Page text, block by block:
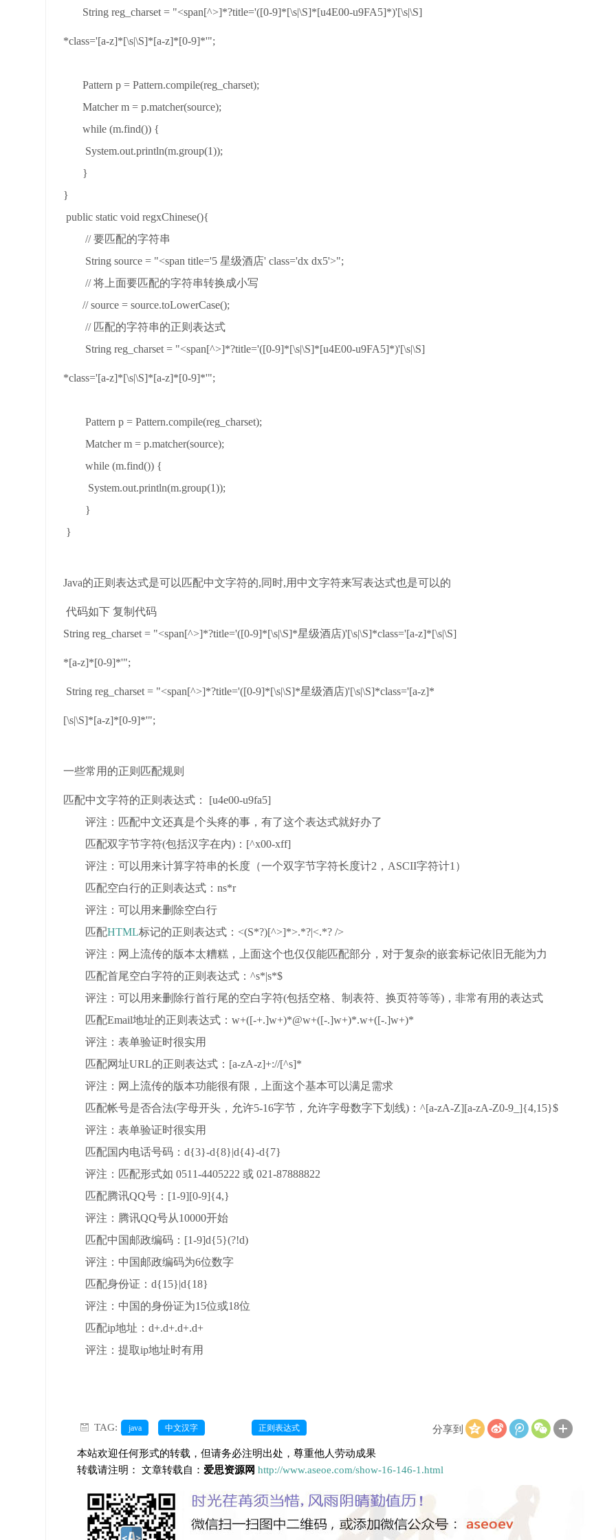
String reg_charset = "<span[^>]*?title='([0-9]*[\s|\S]*[u4E00-u9FA5]*)'[\s|\S]
*class='[a-z]*[\s|\S]*[a-z]*[0-9]*'";
Pattern p = Pattern.compile(reg_charset);
Matcher m = p.matcher(source);
while (m.find()) {
System.out.println(m.group(1));
}
}
public static void regxChinese(){
// 要匹配的字符串
String source = "<span title='5 星级酒店' class='dx dx5'>";
// 将上面要匹配的字符串转换成小写
// source = source.toLowerCase();
// 匹配的字符串的正则表达式
String reg_charset = "<span[^>]*?title='([0-9]*[\s|\S]*[u4E00-u9FA5]*)'[\s|\S]
*class='[a-z]*[\s|\S]*[a-z]*[0-9]*'";
Pattern p = Pattern.compile(reg_charset);
Matcher m = p.matcher(source);
while (m.find()) {
System.out.println(m.group(1));
}
}
Java的正则表达式是可以匹配中文字符的,同时,用中文字符来写表达式也是可以的
代码如下 复制代码
String reg_charset = "<span[^>]*?title='([0-9]*[\s|\S]*星级酒店)'[\s|\S]*class='[a-z]*[\s|\S]
*[a-z]*[0-9]*'";
String reg_charset = "<span[^>]*?title='([0-9]*[\s|\S]*星级酒店)'[\s|\S]*class='[a-z]*
[\s|\S]*[a-z]*[0-9]*'";
一些常用的正则匹配规则
匹配中文字符的正则表达式： [u4e00-u9fa5]
评注：匹配中文还真是个头疼的事，有了这个表达式就好办了
匹配双字节字符(包括汉字在内)：[^x00-xff]
评注：可以用来计算字符串的长度（一个双字节字符长度计2，ASCII字符计1）
匹配空白行的正则表达式：ns*r
评注：可以用来删除空白行
匹配HTML标记的正则表达式：<(S*?)[^>]*>.*?|<.*? />
评注：网上流传的版本太糟糕，上面这个也仅仅能匹配部分，对于复杂的嵌套标记依旧无能为力
匹配首尾空白字符的正则表达式：^s*|s*$
评注：可以用来删除行首行尾的空白字符(包括空格、制表符、换页符等等)，非常有用的表达式
匹配Email地址的正则表达式：w+([-+.]w+)*@w+([-.]w+)*.w+([-.]w+)*
评注：表单验证时很实用
匹配网址URL的正则表达式：[a-zA-z]+://[^s]*
评注：网上流传的版本功能很有限，上面这个基本可以满足需求
匹配帐号是否合法(字母开头，允许5-16字节，允许字母数字下划线)：^[a-zA-Z][a-zA-Z0-9_]{4,15}$
评注：表单验证时很实用
匹配国内电话号码：d{3}-d{8}|d{4}-d{7}
评注：匹配形式如 0511-4405222 或 021-87888822
匹配腾讯QQ号：[1-9][0-9]{4,}
评注：腾讯QQ号从10000开始
匹配中国邮政编码：[1-9]d{5}(?!d)
评注：中国邮政编码为6位数字
匹配身份证：d{15}|d{18}
评注：中国的身份证为15位或18位
匹配ip地址：d+.d+.d+.d+
评注：提取ip地址时有用
TAG: java 中文汉字 正则表达式 分享到
本站欢迎任何形式的转载，但请务必注明出处，尊重他人劳动成果
转载请注明： 文章转载自： 爱思资源网 http://www.aseoe.com/show-16-146-1.html